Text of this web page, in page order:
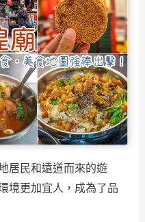
居民和遠道而來的遊
境更加宜人，成為了品